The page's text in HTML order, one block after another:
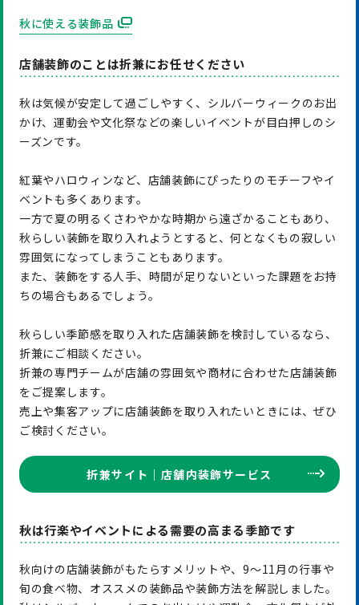
秋に使える装飾品
店舗装飾のことは折兼にお任せください
秋は気候が安定して過ごしやすく、シルバーウィークのお出
かけ、運動会や文化祭などの楽しいイベントが目白押しのシ
ーズンです。
紅葉やハロウィンなど、店舗装飾にぴったりのモチーフやイ
ベントも多くあります。
一方で夏の明るくさわやかな時期から遠ざかることもあり、
秋らしい装飾を取り入れようとすると、何となくもの寂しい
雰囲気になってしまうこともあります。
また、装飾をする人手、時間が足りないといった課題をお持
ちの場合もあるでしょう。
秋らしい季節感を取り入れた店舗装飾を検討しているなら、
折兼にご相談ください。
折兼の専門チームが店舗の雰囲気や商材に合わせた店舗装飾
をご提案します。
売上や集客アップに店舗装飾を取り入れたいときには、ぜひ
ご検討ください。
折兼サイト｜店舗内装飾サービス
秋は行楽やイベントによる需要の高まる季節です
秋向けの店舗装飾がもたらすメリットや、9～11月の行事や
旬の食べ物、オススメの装飾品や装飾方法を解説しました。